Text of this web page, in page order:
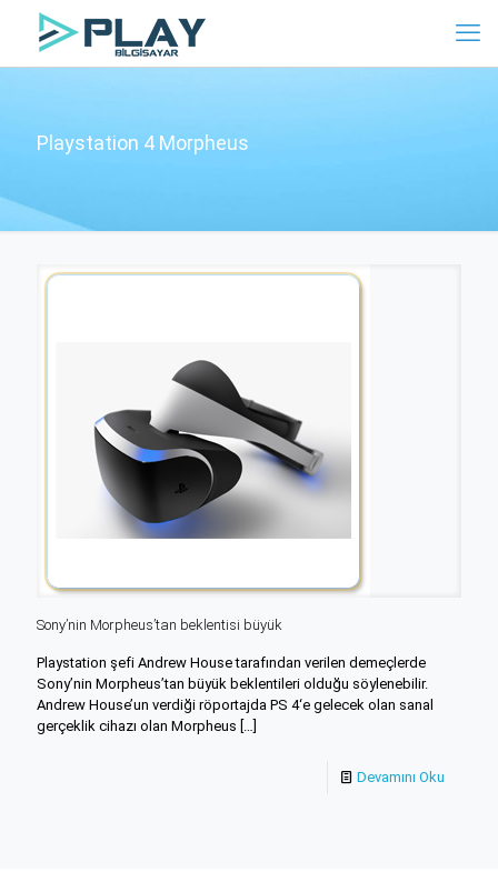
Playstation 4 Morpheus
Sony’nin Morpheus’tan beklentisi büyük
Playstation şefi Andrew House tarafından verilen demeçlerde
Sony’nin Morpheus’tan büyük beklentileri olduğu söylenebilir.
Andrew House’un verdiği röportajda PS 4‘e gelecek olan sanal
gerçeklik cihazı olan Morpheus
Devamını Oku